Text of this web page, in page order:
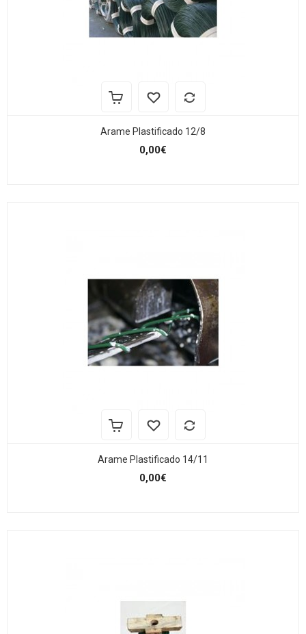
Arame Plastificado 12/8
0,00€
Arame Plastificado 14/11
0,00€